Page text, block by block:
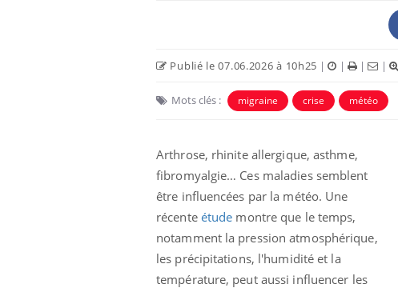
Publié le 07.06.2026 à 10h25 | | | |
Mots clés : migraine crise météo
Arthrose, rhinite allergique, asthme,
fibromyalgie… Ces maladies semblent
être influencées par la météo. Une
récente étude montre que le temps,
notamment la pression atmosphérique,
les précipitations, l'humidité et la
température, peut aussi influencer les
Carence en fer : comprendre pour
Youtube
Fatigue, irritabilité, brouillard mental ou
même alopécie… Les symptômes de la
carence en fer sont multiples ce qui la rend
Youtube
Insuline
osait en
En 2026,
reste
patients